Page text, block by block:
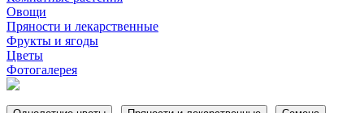
Овощи
Пряности и лекарственные
Фрукты и ягоды
Цветы
Фотогалерея